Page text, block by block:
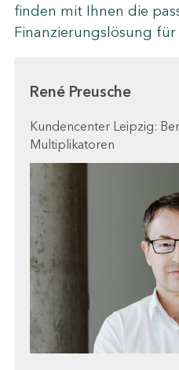
finden mit Ihnen die
Finanzierungslösung
René Preusche
Kundencenter Leipzig:
Multiplikatoren